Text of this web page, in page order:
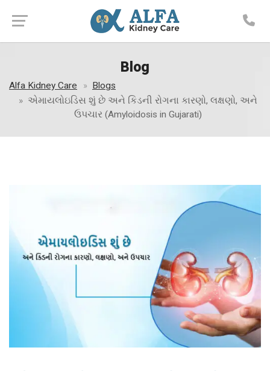
Blog
Alfa Kidney Care
Blogs
એમાયલોઇડિસ શું છે અને કિડની રોગના કારણો, લક્ષણો, અને
ઉપચાર (Amyloidosis in Gujarati)